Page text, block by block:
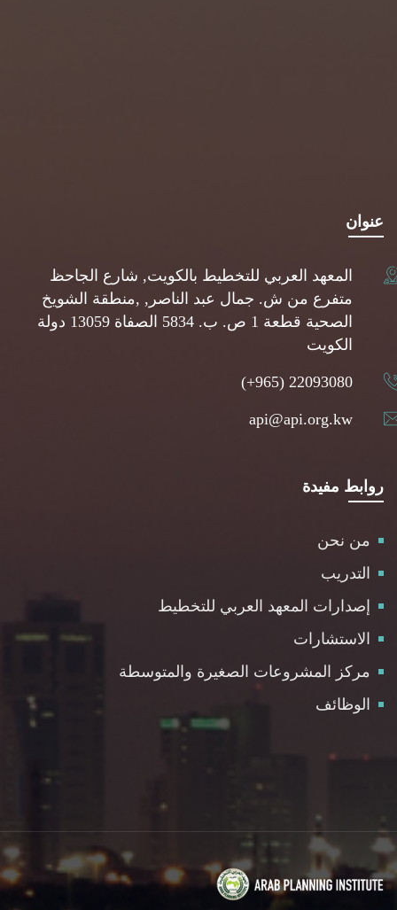
عنوان
المعهد العربي للتخطيط بالكويت, شارع الجاحظ
متفرع من ش. جمال عبد الناصر, ,منطقة الشويخ
الصحية قطعة 1 ص. ب. 5834 الصفاة 13059 دولة
الكويت
(+965) 22093080
api@api.org.kw
روابط مفيدة
من نحن
التدريب
إصدارات المعهد العربي للتخطيط
الاستشارات
مركز المشروعات الصغيرة والمتوسطة
الوظائف